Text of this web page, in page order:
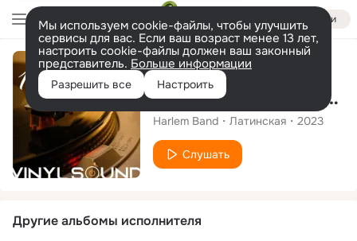
Войти
Мы используем cookie-файлы, чтобы улучшить
сервисы для вас. Если ваш возраст менее 13 лет,
настроить cookie-файлы должен ваш законный
представитель. Больше информации
Разрешить все Настроить
Альбом
VINYL SOUND Instrumental, Vol.1
Harlem Band Латинская 2023
Слушать
Другие альбомы исполнителя